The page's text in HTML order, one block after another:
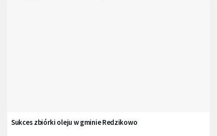
Sukces zbiórki oleju w gminie Redzikowo